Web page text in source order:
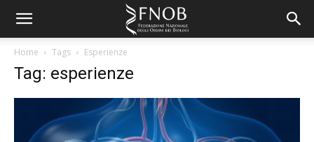
Home Tags Esperienze
Tag: esperienze